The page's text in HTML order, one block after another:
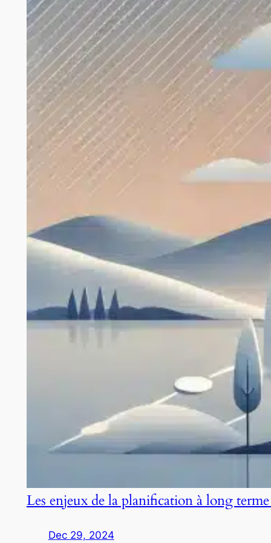
Les enjeux de la planification à long
Dec 29, 2024